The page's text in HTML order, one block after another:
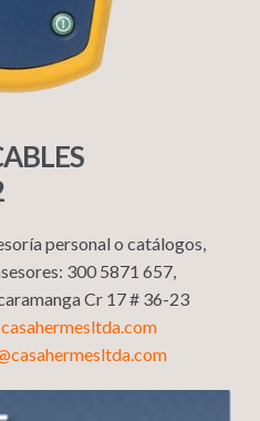
personal o catálogos,
300 5871 657,
Cr 17 # 36-23